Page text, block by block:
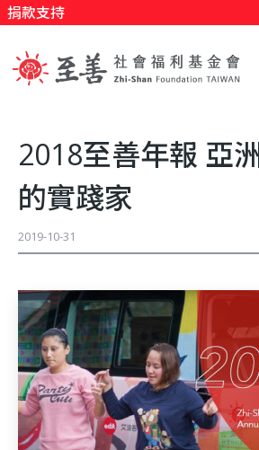
主
捐款支持
至
善
社
會
福
利
2018至善年報 亞
的實踐家
2019-10-31